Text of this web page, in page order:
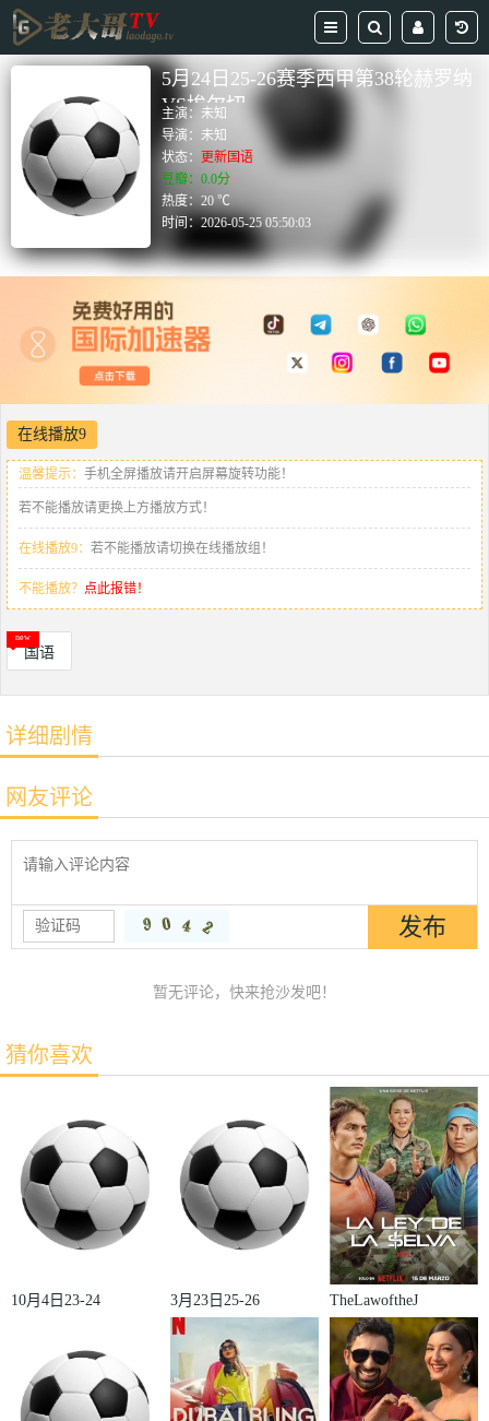
5月24日25-26赛季西甲第38轮赫罗纳
VS埃尔切
主演： 未知
导演：未知
状态： 更新国语
豆瓣：0.0分
热度：20 ℃
时间：2026-05-25 05:50:03
在线播放9
温馨提示： 手机全屏播放请开启屏幕旋转功能！
若不能播放请更换上方播放方式！
在线播放9： 若不能播放请切换在线播放组！
不能播放？ 点此报错！
国语
详细剧情
网友评论
暂无评论，快来抢沙发吧！
猜你喜欢
10月4日23-24
赛第2轮那不
勒斯VS皇家
3月23日25-26
赛季法甲第27
轮雷恩VS梅
斯
TheLawoftheJ
ungle